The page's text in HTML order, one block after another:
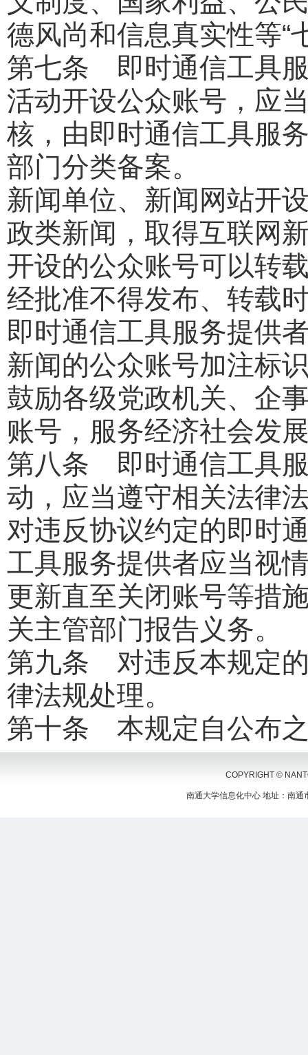
德风尚和信息真实性等“
第七条 即时通信工具
活动开设公众账号，应
核，由即时通信工具服
部门分类备案。
新闻单位、新闻网站开
政类新闻，取得互联网
开设的公众账号可以转
经批准不得发布、转载
即时通信工具服务提供
新闻的公众账号加注标
鼓励各级党政机关、企
账号，服务经济社会发
第八条 即时通信工具
动，应当遵守相关法律
对违反协议约定的即时
工具服务提供者应当视
更新直至关闭账号等措
关主管部门报告义务。
第九条 对违反本规定
律法规处理。
第十条 本规定自公布
COPYRIGHT ©
南通大学信息化中心 地址：南